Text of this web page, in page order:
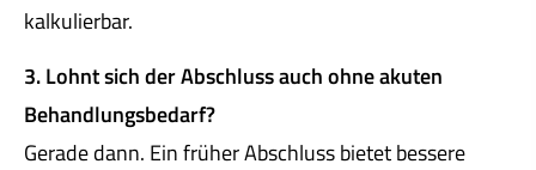
kalkulierbar.
3. Lohnt sich der Abschluss auch ohne akuten
Behandlungsbedarf?
Gerade dann. Ein früher Abschluss bietet bessere